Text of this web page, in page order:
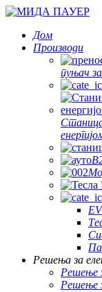
Дом
Производи
пуњач
Решења за
Решење
Решење